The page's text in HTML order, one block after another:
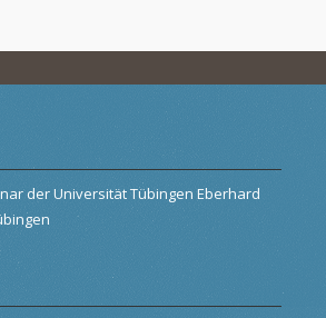
der Universität Tübingen Eberhard